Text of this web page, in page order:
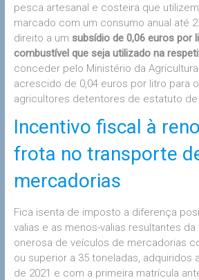
pesca artesanal e costeira que
marcado com um consumo anual até
direito a um subsídio de 0,06 euros por
combustível que seja utilizado na
conceder pelo Ministério da
acrescido de 0,04 euros por litro para
agricultores detentores de estatuto de
Incentivo fiscal à
frota no transporte
mercadorias
Fica isenta de imposto a diferença
valias e as menos-valias resultantes
onerosa de veículos de mercadorias
ou superior a 35 toneladas, adquiridos
de 2021 e com a primeira matrícula